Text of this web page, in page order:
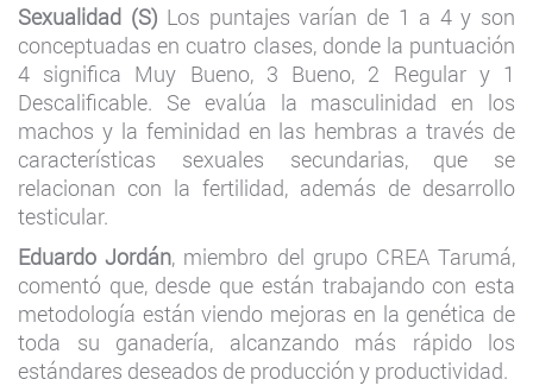
Sexualidad (S) Los puntajes varían de 1 a 4 y son
conceptuadas en cuatro clases, donde la puntuación
4 significa Muy Bueno, 3 Bueno, 2 Regular y 1
Descalificable. Se evalúa la masculinidad en los
machos y la feminidad en las hembras a través de
características sexuales secundarias, que se
relacionan con la fertilidad, además de desarrollo
testicular.
Eduardo Jordán, miembro del grupo CREA Tarumá,
comentó que, desde que están trabajando con esta
metodología están viendo mejoras en la genética de
toda su ganadería, alcanzando más rápido los
estándares deseados de producción y productividad.